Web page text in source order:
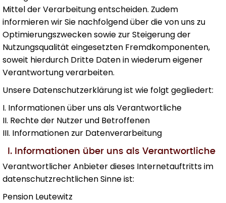
Mittel der Verarbeitung entscheiden. Zudem
informieren wir Sie nachfolgend über die von uns zu
Optimierungszwecken sowie zur Steigerung der
Nutzungsqualität eingesetzten Fremdkomponenten,
soweit hierdurch Dritte Daten in wiederum eigener
Verantwortung verarbeiten.
Unsere Datenschutzerklärung ist wie folgt gegliedert:
I. Informationen über uns als Verantwortliche
II. Rechte der Nutzer und Betroffenen
III. Informationen zur Datenverarbeitung
I. Informationen über uns als Verantwortliche
Verantwortlicher Anbieter dieses Internetauftritts im
datenschutzrechtlichen Sinne ist:
Pension Leutewitz